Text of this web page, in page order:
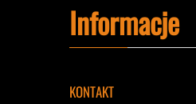
Informacje
KONTAKT